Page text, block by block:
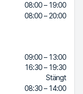
08:00 – 19:00
08:00 – 20:00
09:00 – 13:00
16:30 – 19:30
Stängt
08:30 – 14:00